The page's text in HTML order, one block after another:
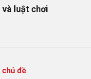
và luật chơi
chủ đề